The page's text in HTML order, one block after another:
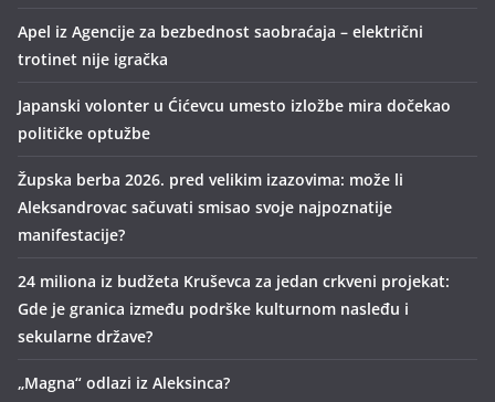
Apel iz Agencije za bezbednost saobraćaja – električni
trotinet nije igračka
Japanski volonter u Ćićevcu umesto izložbe mira dočekao
političke optužbe
Župska berba 2026. pred velikim izazovima: može li
Aleksandrovac sačuvati smisao svoje najpoznatije
manifestacije?
24 miliona iz budžeta Kruševca za jedan crkveni projekat:
Gde je granica između podrške kulturnom nasleđu i
sekularne države?
„Magna“ odlazi iz Aleksinca?